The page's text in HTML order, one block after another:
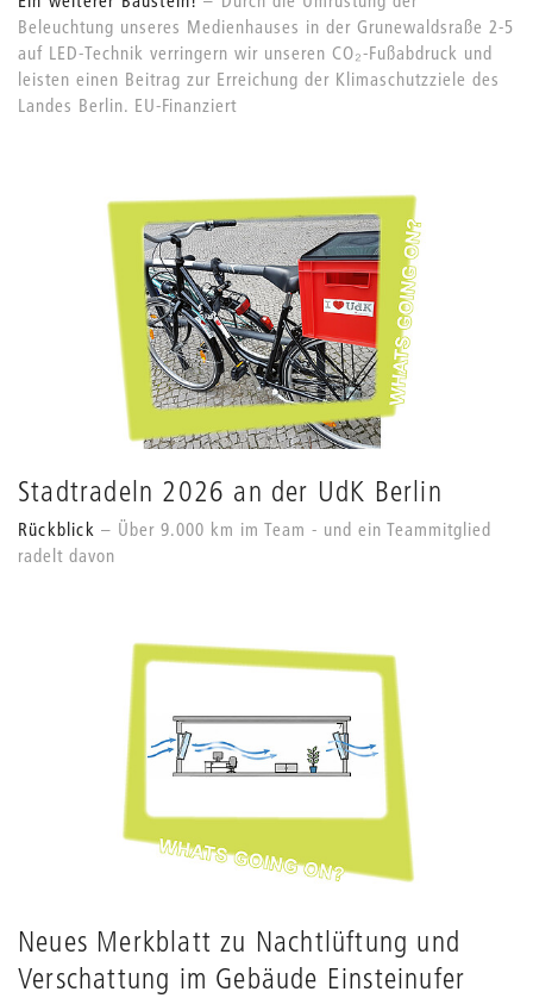
Beleuchtung unseres Medienhauses in der Grunewaldsraße 2-5
auf LED-Technik verringern wir unseren CO₂-Fußabdruck und
leisten einen Beitrag zur Erreichung der Klimaschutzziele des
Landes Berlin. EU-Finanziert
Stadtradeln 2026 an der UdK Berlin
Rückblick
Über 9.000 km im Team - und ein Teammitglied
radelt davon
Neues Merkblatt zu Nachtlüftung und
Verschattung im Gebäude Einsteinufer